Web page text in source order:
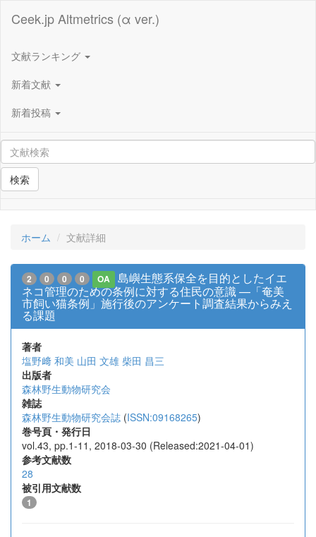
Ceek.jp Altmetrics (α ver.)
文献ランキング
新着文献
新着投稿
検索
ホーム 文献詳細
2 0 0 0 OA
島嶼生態系保全を目的としたイエ
ネコ管理のための条例に対する住民の意識 —「奄美
市飼い猫条例」施行後のアンケート調査結果からみえ
る課題
著者
塩野﨑 和美 山田 文雄 柴田 昌三
出版者
森林野生動物研究会
雑誌
森林野生動物研究会誌 (ISSN:09168265)
巻号頁・発行日
vol.43, pp.1-11, 2018-03-30 (Released:2021-04-01)
参考文献数
28
被引用文献数
1